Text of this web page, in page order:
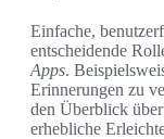
Einfache,
entscheidende
Apps.
Erinnerungen zu
den Überblick
erhebliche